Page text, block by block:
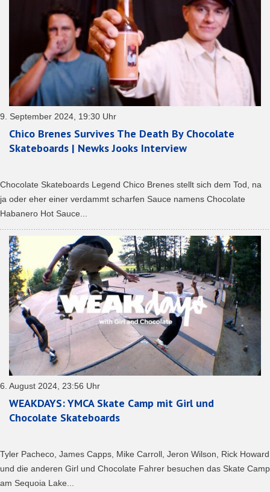
9. September 2024, 19:30 Uhr
Chico Brenes Survives The Death By Chocolate
Skateboards | Newks Jooks Interview
Chocolate Skateboards Legend Chico Brenes stellt sich dem Tod, na
ja oder eher einer verdammt scharfen Sauce namens Chocolate
Habanero Hot Sauce...
6. August 2024, 23:56 Uhr
WEAKDAYS: YMCA Skate Camp mit Girl und
Chocolate Skateboards
Tyler Pacheco, James Capps, Mike Carroll, Jeron Wilson, Rick Howard
und die anderen Girl und Chocolate Fahrer besuchen das Skate Camp
am Sequoia Lake...